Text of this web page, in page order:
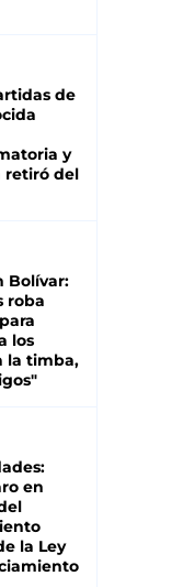
de
y
retiró del
Bolívar:
roba
los
la timba,
en
la Ley